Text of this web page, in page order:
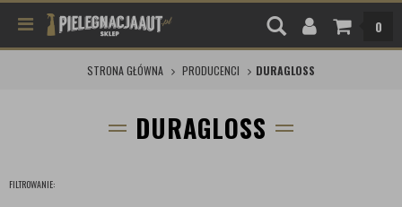
0
STRONA GŁÓWNA PRODUCENCI DURAGLOSS
DURAGLOSS
FILTROWANIE: